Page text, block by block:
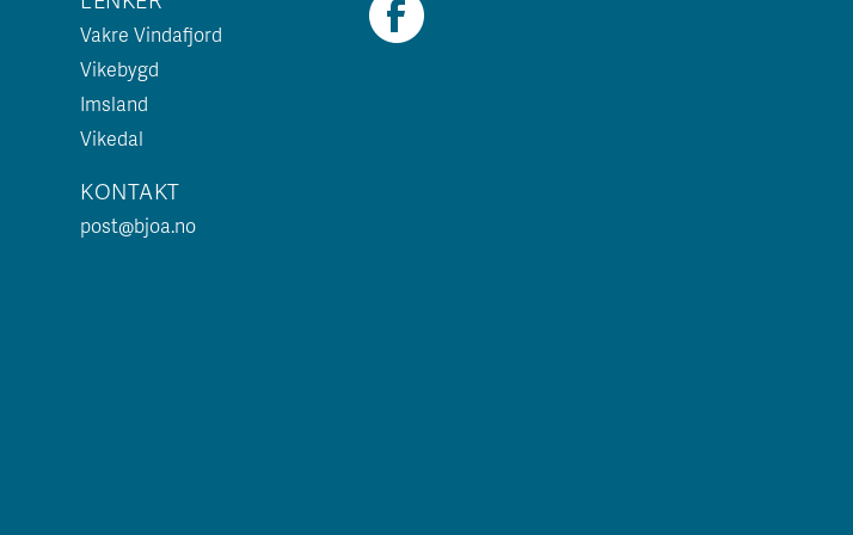
Vakre Vindafjord
Vikebygd
Imsland
Vikedal
KONTAKT
post@bjoa.no